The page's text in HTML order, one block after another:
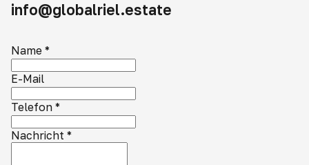
info@globalriel.estate
Name *
E-Mail
Telefon *
Nachricht *